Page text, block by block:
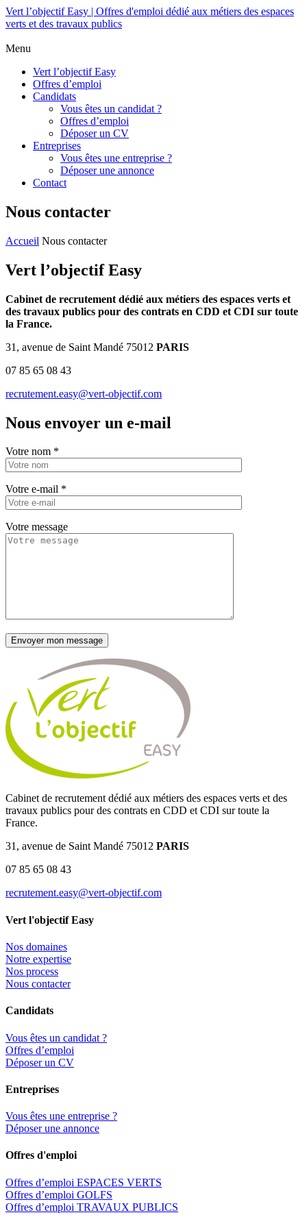
Vert l’objectif Easy | Offres d'emploi dédié aux métiers des espaces
verts et des travaux publics
Menu
Vert l’objectif Easy
Offres d’emploi
Candidats
Vous êtes un candidat ?
Offres d’emploi
Déposer un CV
Entreprises
Vous êtes une entreprise ?
Déposer une annonce
Contact
Nous contacter
Accueil Nous contacter
Vert l’objectif Easy
Cabinet de recrutement dédié aux métiers des espaces verts et
des travaux publics pour des contrats en CDD et CDI sur toute
la France.
31, avenue de Saint Mandé 75012 PARIS
07 85 65 08 43
recrutement.easy@vert-objectif.com
Nous envoyer un e-mail
Votre nom *
Votre e-mail *
Votre message
Cabinet de recrutement dédié aux métiers des espaces verts et des
travaux publics pour des contrats en CDD et CDI sur toute la
France.
31, avenue de Saint Mandé 75012 PARIS
07 85 65 08 43
recrutement.easy@vert-objectif.com
Vert l'objectif Easy
Nos domaines
Notre expertise
Nos process
Nous contacter
Candidats
Vous êtes un candidat ?
Offres d’emploi
Déposer un CV
Entreprises
Vous êtes une entreprise ?
Déposer une annonce
Offres d'emploi
Offres d’emploi ESPACES VERTS
Offres d’emploi GOLFS
Offres d’emploi TRAVAUX PUBLICS